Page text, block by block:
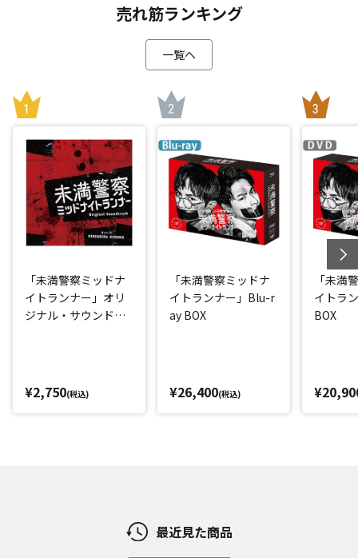
売れ筋ランキング
一覧へ
「未満警察ミッドナ
イトランナー」オリ
ジナル・サウンドト
¥2,750(税込)
「未満警察ミッドナ
イトランナー」Blu-r
ay BOX
¥26,400(税込)
「未満
イトラ
BOX
最近見た商品